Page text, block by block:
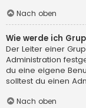
Nach oben
Wie werde ich
Der Leiter einer
Administration
du eine eigene
solltest du einen
Nach oben